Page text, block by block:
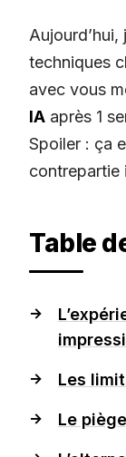
Aujourd’hui,
techniques
avec vous
IA après 1
Spoiler : ça
contrepartie
Table
Les
Le